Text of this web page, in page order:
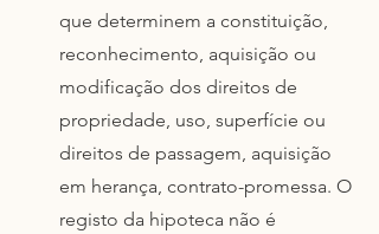
que determinem a constituição,
reconhecimento, aquisição ou
modificação dos direitos de
propriedade, uso, superfície ou
direitos de passagem, aquisição
em herança, contrato-promessa. O
registo da hipoteca não é